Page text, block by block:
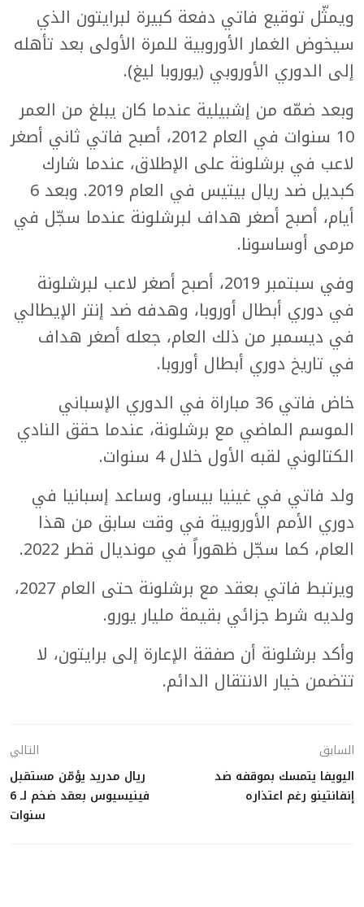
ويمثّل توقيع فاتي دفعة كبيرة لبرايتون الذي
سيخوض الغمار الأوروبية للمرة الأولى بعد تأهله
إلى الدوري الأوروبي (يوروبا ليغ).
وبعد ضمّه من إشبيلية عندما كان يبلغ من العمر
10 سنوات في العام 2012، أصبح فاتي ثاني أصغر
لاعب في برشلونة على الإطلاق، عندما شارك
كبديل ضد ريال بيتيس في العام 2019. وبعد 6
أيام، أصبح أصغر هداف لبرشلونة عندما سجّل في
مرمى أوساسونا.
وفي سبتمبر 2019، أصبح أصغر لاعب لبرشلونة
في دوري أبطال أوروبا، وهدفه ضد إنتر الإيطالي
في ديسمبر من ذلك العام، جعله أصغر هداف
في تاريخ دوري أبطال أوروبا.
خاض فاتي 36 مباراة في الدوري الإسباني
الموسم الماضي مع برشلونة، عندما حقق النادي
الكتالوني لقبه الأول خلال 4 سنوات.
ولد فاتي في غينيا بيساو، وساعد إسبانيا في
دوري الأمم الأوروبية في وقت سابق من هذا
العام، كما سجّل ظهوراً في مونديال قطر 2022.
ويرتبط فاتي بعقد مع برشلونة حتى العام 2027،
ولديه شرط جزائي بقيمة مليار يورو.
وأكد برشلونة أن صفقة الإعارة إلى برايتون، لا
تتضمن خيار الانتقال الدائم.
السابق
اليويفا يتمسك بموقفه ضد
إنفانتينو رغم اعتذاره
التالي
ريال مدريد يؤمّن مستقبل
فينيسيوس بعقد ضخم لـ 6
سنوات